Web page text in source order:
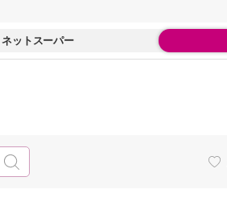
ネットスーパー